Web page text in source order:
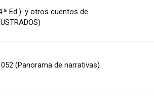
Ed.): y otros cuentos de
(Panorama de narrativas)